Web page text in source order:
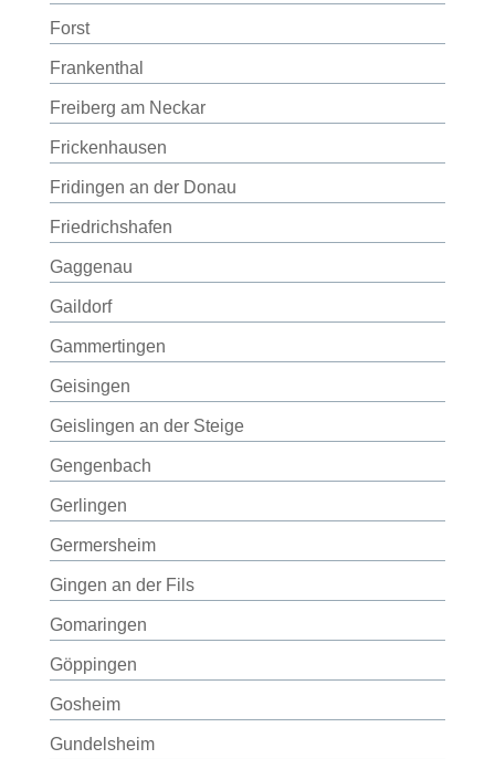
Forst
Frankenthal
Freiberg am Neckar
Frickenhausen
Fridingen an der Donau
Friedrichshafen
Gaggenau
Gaildorf
Gammertingen
Geisingen
Geislingen an der Steige
Gengenbach
Gerlingen
Germersheim
Gingen an der Fils
Gomaringen
Göppingen
Gosheim
Gundelsheim